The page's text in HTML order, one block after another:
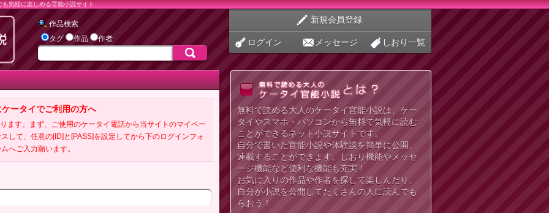
気軽に楽しめる官能小説サイト
作品検索
タグ
作品 作者
新規会員登録
ログイン メッセージ しおり一覧
ータイでご利用の方へ
ます。まず、ご使用のケータイ電話から当サイトのマイペー
して、任意の[ID]と[PASS]を設定してから下のログインフォ
へご入力願います。
無料で読める大人のケータイ官能小説は、ケー
タイやスマホ・パソコンから無料で気軽に読む
ことができるネット小説サイトです。
自分で書いた官能小説や体験談を簡単に公開、
連載することができます。しおり機能やメッセ
ージ機能など便利な機能も充実！
お気に入りの作品や作者を探して楽しんだり、
自分が小説を公開してたくさんの人に読んでも
らおう！